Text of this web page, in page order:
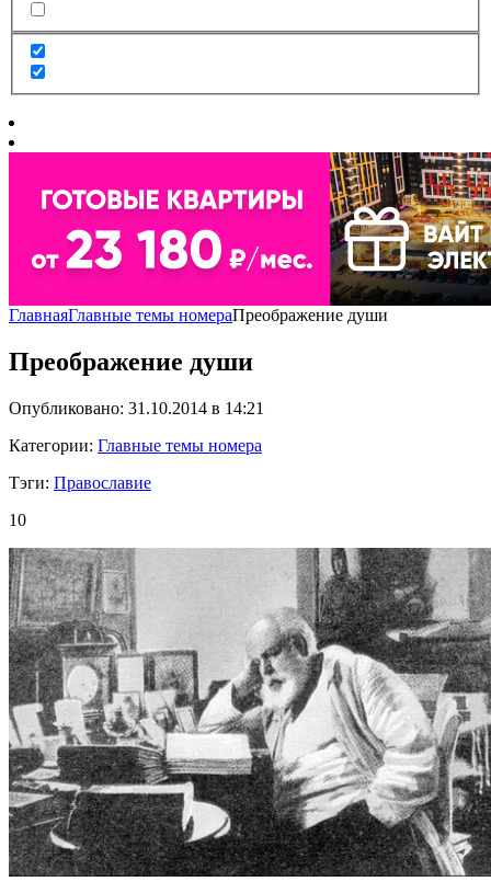
ГлавнаяГлавные темы номераПреображение души
Преображение души
Опубликовано: 31.10.2014 в 14:21
Категории: Главные темы номера
Тэги: Православие
10